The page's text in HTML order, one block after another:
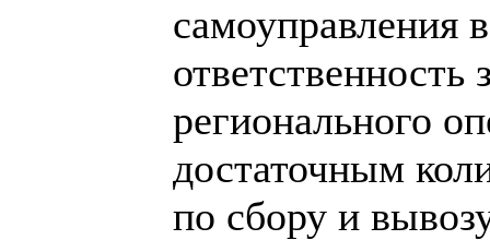
самоуправления
регионального
достаточным
по сбору и